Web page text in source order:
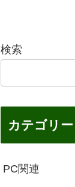
検索
カテゴリー
PC関連